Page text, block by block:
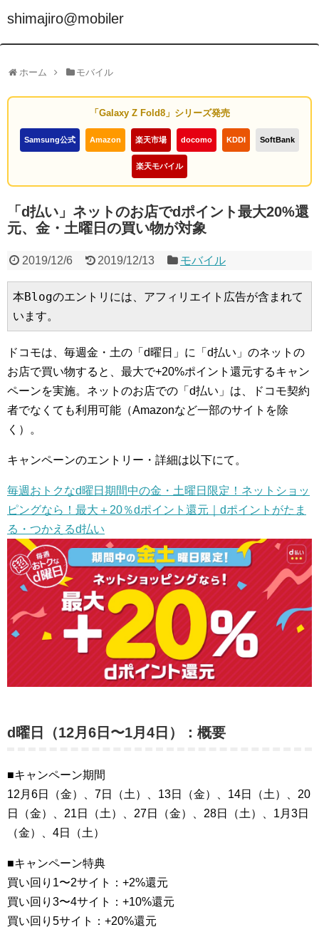
shimajiro@mobiler
ホーム モバイル
「Galaxy Z Fold8」シリーズ発売
Samsung公式 Amazon 楽天市場 docomo KDDI SoftBank
楽天モバイル
「d払い」ネットのお店でdポイント最大20%還
元、金・土曜日の買い物が対象
2019/12/6 2019/12/13 モバイル
本Blogのエントリには、アフィリエイト広告が含まれて
います。
ドコモは、毎週金・土の「d曜日」に「d払い」のネットの
お店で買い物すると、最大で+20%ポイント還元するキャン
ペーンを実施。ネットのお店での「d払い」は、ドコモ契約
者でなくても利用可能（Amazonなど一部のサイトを除
く）。
キャンペーンのエントリー・詳細は以下にて。
毎週おトクなd曜日期間中の金・土曜日限定！ネットショッ
ピングなら！最大＋20％dポイント還元｜dポイントがたま
る・つかえるd払い
d曜日（12月6日〜1月4日）：概要
■キャンペーン期間
12月6日（金）、7日（土）、13日（金）、14日（土）、20
日（金）、21日（土）、27日（金）、28日（土）、1月3日
（金）、4日（土）
■キャンペーン特典
買い回り1〜2サイト：+2%還元
買い回り3〜4サイト：+10%還元
買い回り5サイト：+20%還元